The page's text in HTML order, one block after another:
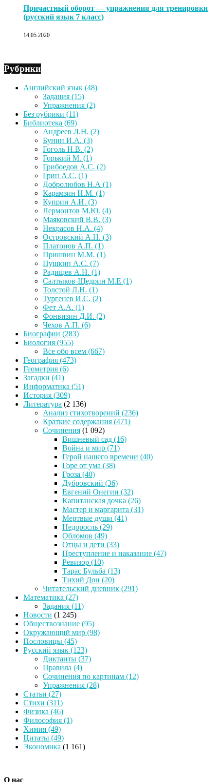
Причастный оборот — упражнения для тренировки
(русский язык 7 класс)
14.05.2020
Рубрики
Английский язык (48)
Задания (15)
Упражнения (2)
Без рубрики (11)
Библиотека (69)
Андреев Л.Н. (2)
Бунин И.А. (3)
Гоголь Н.В. (2)
Горький М. (1)
Грибоедов А.С. (2)
Грин А.С. (1)
Добролюбов Н.А (1)
Карамзин Н.М. (1)
Куприн А.И. (3)
Лермонтов М.Ю. (4)
Маяковский В.В. (3)
Некрасов Н.А. (4)
Островский А.Н. (3)
Платонов А.П. (1)
Пришвин М.М. (1)
Пушкин А.С. (7)
Радищев А.Н. (1)
Салтыков-Щедрин М.Е (1)
Толстой Л.Н. (1)
Тургенев И.С. (2)
Фет А.А. (1)
Фонвизин Д.И. (2)
Чехов А.П. (6)
Биографии (283)
Биология (955)
Все обо всем (667)
География (473)
Геометрия (6)
Загадки (41)
Информатика (51)
История (309)
Литература (2 136)
Анализ стихотворений (236)
Краткие содержания (471)
Сочинения (1 092)
Вишневый сад (16)
Война и мир (71)
Герой нашего времени (40)
Горе от ума (38)
Гроза (40)
Дубровский (36)
Евгений Онегин (32)
Капитанская дочка (26)
Мастер и маргарита (31)
Мертвые души (41)
Недоросль (29)
Обломов (49)
Отцы и дети (33)
Преступление и наказание (47)
Ревизор (10)
Тарас Бульба (13)
Тихий Дон (20)
Читательский дневник (291)
Математика (27)
Задания (11)
Новости (1 245)
Обществознание (95)
Окружающий мир (98)
Пословицы (45)
Русский язык (123)
Диктанты (37)
Правила (4)
Сочинения по картинам (12)
Упражнения (28)
Статьи (27)
Стихи (311)
Физика (46)
Философия (1)
Химия (49)
Цитаты (49)
Экономика (1 161)
О нас